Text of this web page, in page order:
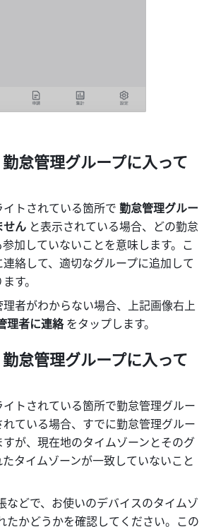
怠管理グループに入って
イトされている箇所で 勤怠管理グルー
せん と表示されている場合、どの勤怠
加していないことを意味します。こ
絡して、適切なグループに追加して
す。
理者がわからない場合、上記画像右上
理者に連絡 をタップします。
怠管理グループに入って
トされている箇所で勤怠管理グルー
ている場合、すでに勤怠管理グルー
が、現在地のタイムゾーンとそのグ
タイムゾーンが一致していないこと
などで、お使いのデバイスのタイムゾ
たかどうかを確認してください。この